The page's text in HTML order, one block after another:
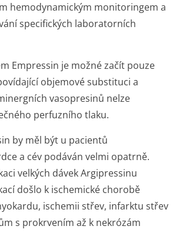
hemodynamickým monitoringem a
specifických laboratorních
Empressin je možné začít pouze
objemové substituci a
vasopresinů nelze
perfuzního tlaku.
by měl být u pacientů
a cév podáván velmi opatrně.
velkých dávek Argipressinu
došlo k ischemické chorobě
ischemii střev, infarktu střev
s prokrvením až k nekrózám